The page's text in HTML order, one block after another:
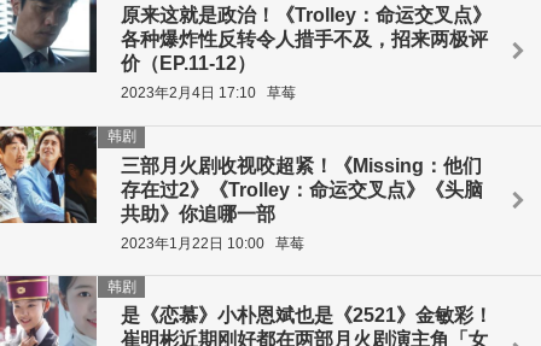
原来这就是政治！《Trolley：命运交叉点》
各种爆炸性反转令人措手不及，招来两极评
价（EP.11-12）
2023年2月4日 17:10 草莓
三部月火剧收视咬超紧！《Missing：他们
存在过2》《Trolley：命运交叉点》《头脑
共助》你追哪一部
韩剧
2023年1月22日 10:00 草莓
是《恋慕》小朴恩斌也是《2521》金敏彩！
崔明彬近期刚好都在两部月火剧演主角「女
韩剧